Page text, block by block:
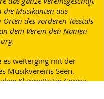
die Musikanten aus
Orten des vorderen Tösstals
dem Verein den Namen
es weiterging mit der
Musikvereins Seen.
Klarinettistin Corina